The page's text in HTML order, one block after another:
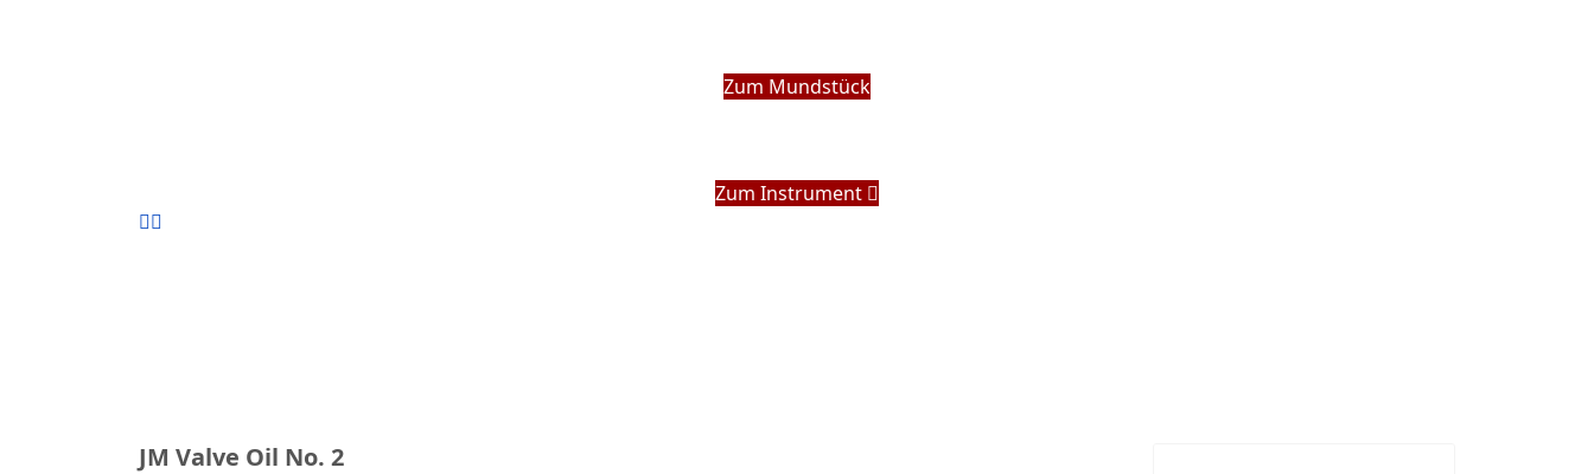
Zum Mundstück
Zum Instrument
JM Valve Oil No. 2